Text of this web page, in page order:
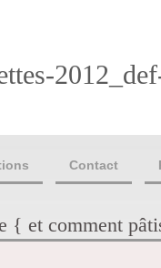
Contact
{ et comment